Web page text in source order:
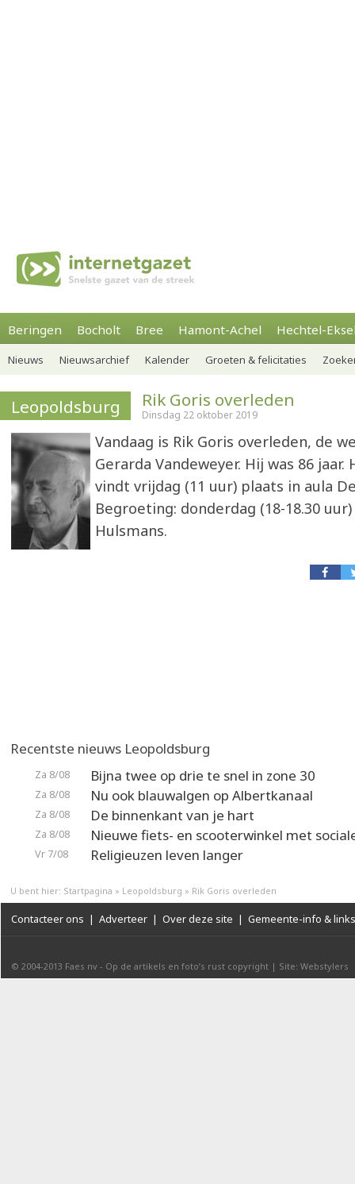
Beringen Bocholt Bree Hamont-Achel Hechtel-
Nieuws Nieuwsarchief Kalender Groeten & felicitaties
Leopoldsburg Rik Goris overleden
Dinsdag 22 oktober 2019
Vandaag is Rik Goris overleden, de
Gerarda Vandeweyer. Hij was 86 jaar.
vindt vrijdag (11 uur) plaats in aula
Begroeting: donderdag (18-18.30
Hulsmans.
Recentste nieuws Leopoldsburg
Za 8/08 Bijna twee op drie te snel in zone 30
Za 8/08 Nu ook blauwalgen op Albertkanaal
Za 8/08 De binnenkant van je hart
Za 8/08 Nieuwe fiets- en scooterwinkel met
Vr 7/08 Religieuzen leven langer
U bent hier: Startpagina » Leopoldsburg » Rik Goris overleden
Contacteer ons | Adverteer | Over deze site | Gemeente-info & links
© 2004-2013 Faes nv - Op de artikels en foto’s rust copyright | Site: Webstylers